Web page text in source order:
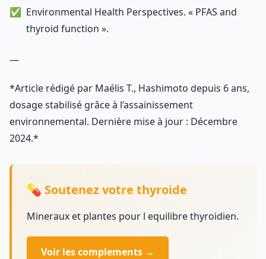
Environmental Health Perspectives. « PFAS and
thyroid function ».
—
*Article rédigé par Maélis T., Hashimoto depuis 6 ans,
dosage stabilisé grâce à l’assainissement
environnemental. Dernière mise à jour : Décembre
2024.*
💊 Soutenez votre thyroide
Mineraux et plantes pour l equilibre thyroidien.
Voir les complements →